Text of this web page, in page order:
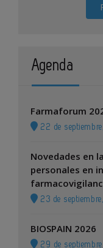
Agenda
Farmaforum
22 de
Novedades en
personales en
23 de
BIOSPAIN 2026
29 de